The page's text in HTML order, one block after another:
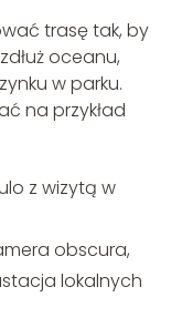
trasę tak, by
oceanu,
w parku.
na przykład
z wizytą w
obscura,
lokalnych